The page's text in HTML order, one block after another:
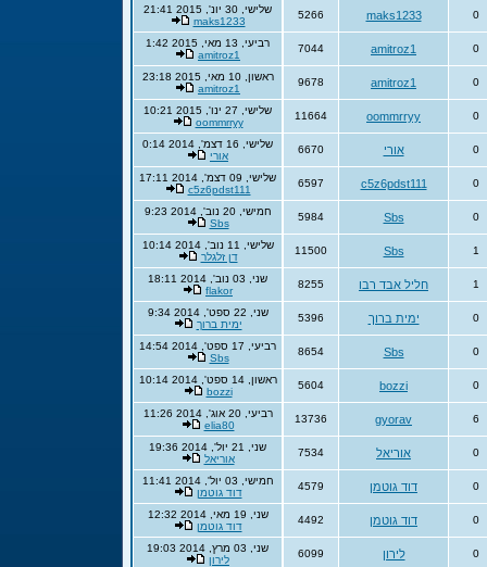
0
maks1233
5266
שלישי, 30 יונ', 2015 21:41
maks1233
0
amitroz1
7044
רביעי, 13 מאי, 2015 1:42
amitroz1
0
amitroz1
9678
ראשון, 10 מאי, 2015 23:18
amitroz1
0
oommrryy
11664
שלישי, 27 ינו', 2015 10:21
oommrryy
0 אורי 6670
שלישי, 16 דצמ', 2014 0:14
אורי
0
c5z6pdst111
6597
שלישי, 09 דצמ', 2014 17:11
c5z6pdst111
0
Sbs
5984
חמישי, 20 נוב', 2014 9:23
Sbs
1
Sbs
11500
שלישי, 11 נוב', 2014 10:14
דן זלגלר
1 חליל אבד רבו 8255
שני, 03 נוב', 2014 18:11
flakor
0 ימית ברוך 5396
שני, 22 ספט', 2014 9:34
ימית ברוך
0
Sbs
8654
רביעי, 17 ספט', 2014 14:54
Sbs
0
bozzi
5604
ראשון, 14 ספט', 2014 10:14
bozzi
6
gyorav
13736
רביעי, 20 אוג', 2014 11:26
elia80
0 אוריאל 7534
שני, 21 יול', 2014 19:36
אוריאל
0 דוד גוטמן 4579
חמישי, 03 יול', 2014 11:41
דוד גוטמן
0 דוד גוטמן 4492
שני, 19 מאי, 2014 12:32
דוד גוטמן
0 לירון 6099
שני, 03 מרץ, 2014 19:03
לירון